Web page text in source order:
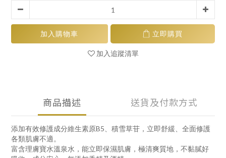
加入購物車 立即購買
加入追蹤清單
商品描述 送貨及付款方式
添加有效修護成分維生素原B5、積雪草苷，立即舒緩、全面修護
各類肌膚不適。
富含理膚寶水溫泉水，能立即保濕肌膚，極清爽質地，不黏膩好